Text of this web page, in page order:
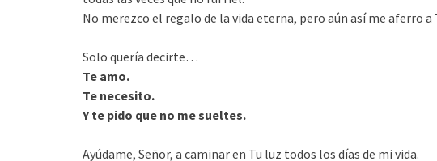
No merezco el regalo de la vida eterna, pero aún así me aferro
Solo quería decirte…
Te amo.
Te necesito.
Y te pido que no me sueltes.
Ayúdame, Señor, a caminar en Tu luz todos los días de mi vida.